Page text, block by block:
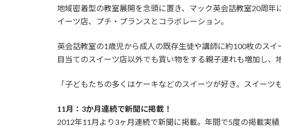
地域密着型の教室展開を念頭に置き、マック英会話教室20周
イーツ店、プチ・プランスとコラボレーション。
英会話教室の1歳児から成人の既存生徒や講師に約100枚のス
目当てのスイーツ店以外でも買い物をする親子連れも増加し、
「子どもたちの多くはケーキなどのスイーツが好き。スイー
11月：3か月連続で新聞に掲載！
2012年11月より3ヶ月連続で新聞に掲載。年間で5度の掲載実